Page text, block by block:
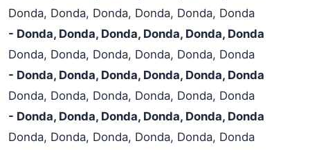
Donda, Donda, Donda, Donda, Donda, Donda
- Donda, Donda, Donda, Donda, Donda, Donda
Donda, Donda, Donda, Donda, Donda, Donda
- Donda, Donda, Donda, Donda, Donda, Donda
Donda, Donda, Donda, Donda, Donda, Donda
- Donda, Donda, Donda, Donda, Donda, Donda
Donda, Donda, Donda, Donda, Donda, Donda